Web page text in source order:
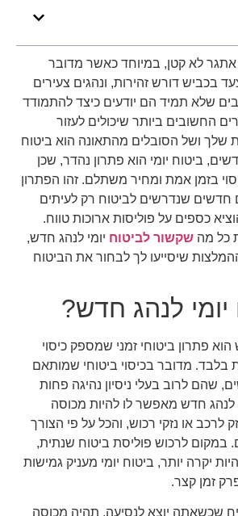
אתגר לא קטן, במיוחד כאשר מדובר
בכביש דורש זהירות, ונהגים צעירים
שלא תמיד הם יודעים כיצד להתמודד
החשובים ביותר שיכולים לעזור
שלך ושל הסובלים מהתאונה הוא ביטוח
ביטוח יומי הוא פתרון נהדר, שכן
בזמן אמת ומחיר משתלם. זהו הפתרון
חדשים שנדרשים לביטוח רק לעיתים
כספים על פוליסות ארוכות טווח.
כל מה שקשור לביטוחיומי לנהג חדש,
שיסייעו לך לבחור את הביטוח
יומי לנהג חדש?
הוא פתרון ביטוחי זמני שמספק כיסוי
24 שעות בלבד. מדובר בכיסוי ביטוחי שמותאם
שהם לרוב בעלי ניסיון נהיגה פחות
לנהג חדש מאפשר לו להיות מכוסה
לרכב או נזקי רכוש, והכל על פי הצורך
במקום לרכוש פוליסת ביטוח שנתית,
יקרה יותר, ביטוח יומי מעניק גמישות
זמן קצר.
שכשאתה יוצא לנסיעה, תהיה מכוסה